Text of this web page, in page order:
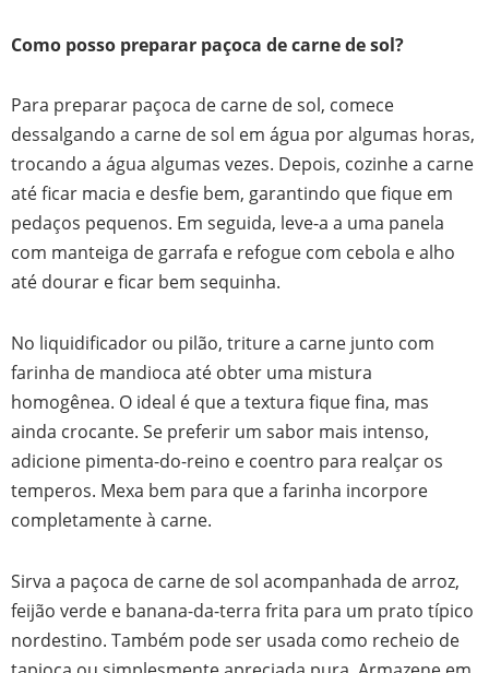
Como posso preparar paçoca de carne de sol?
Para preparar paçoca de carne de sol, comece
dessalgando a carne de sol em água por algumas horas,
trocando a água algumas vezes. Depois, cozinhe a carne
até ficar macia e desfie bem, garantindo que fique em
pedaços pequenos. Em seguida, leve-a a uma panela
com manteiga de garrafa e refogue com cebola e alho
até dourar e ficar bem sequinha.
No liquidificador ou pilão, triture a carne junto com
farinha de mandioca até obter uma mistura
homogênea. O ideal é que a textura fique fina, mas
ainda crocante. Se preferir um sabor mais intenso,
adicione pimenta-do-reino e coentro para realçar os
temperos. Mexa bem para que a farinha incorpore
completamente à carne.
Sirva a paçoca de carne de sol acompanhada de arroz,
feijão verde e banana-da-terra frita para um prato típico
nordestino. Também pode ser usada como recheio de